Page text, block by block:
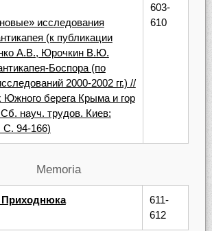
исследования
(к публикации
А.В., Юрочкин В.Ю.
Боспора (по
2000-2002 гг.) //
Южного берега Крыма и гор
науч. трудов. Киев:
С. 94-166)
603-
610
Memoria
611-
612